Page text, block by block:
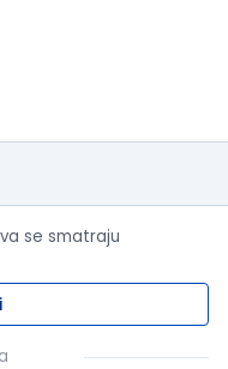
se smatraju